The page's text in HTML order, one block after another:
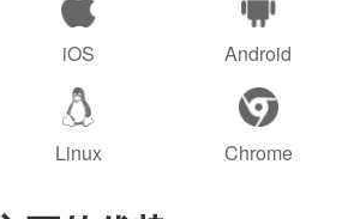
iOS Android
Linux Chrome